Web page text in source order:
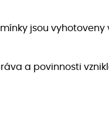
jsou vyhotoveny
a povinnosti